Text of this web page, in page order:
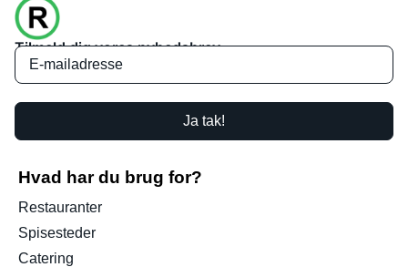
Tilmeld dig vores nyhedsbrev
Ja tak!
Hvad har du brug for?
Restauranter
Spisesteder
Catering